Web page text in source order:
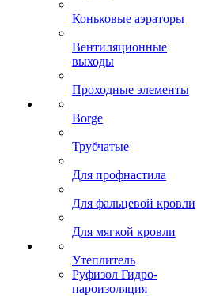
Коньковые аэраторы
Вентиляционные
выходы
Проходные элементы
Borge
Трубчатые
Для профнастила
Для фальцевой кровли
Для мягкой кровли
Утеплитель
Руфизол Гидро-
пароизоляция